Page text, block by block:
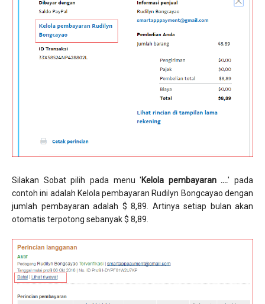
Silakan Sobat pilih pada menu 'Kelola pembayaran ....' pada
contoh ini adalah Kelola pembayaran Rudilyn Bongcayao dengan
jumlah pembayaran adalah $ 8,89. Artinya setiap bulan akan
otomatis terpotong sebanyak $ 8,89.